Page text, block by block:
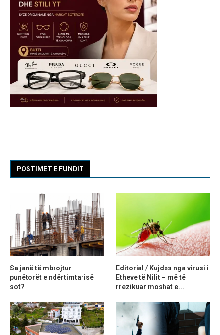
POSTIMET E FUNDIT
Sa janë të mbrojtur
punëtorët e ndërtimtarisë
sot?
Editorial / Kujdes nga virusi i
Etheve të Nilit – më të
rrezikuar moshat e...